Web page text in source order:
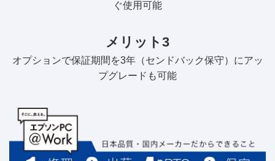
ぐ使用可能
メリット3
オプションで保証期間を3年（センドバック保守）にアッ
プグレードも可能